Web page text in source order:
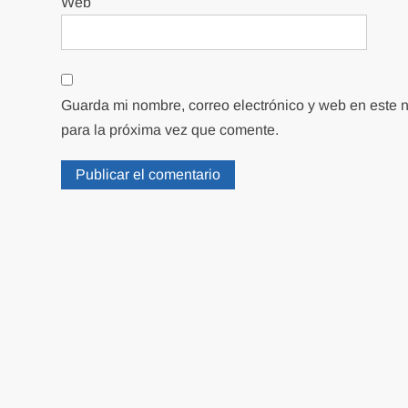
Guarda mi nombre, correo electrónico y web en este
para la próxima vez que comente.